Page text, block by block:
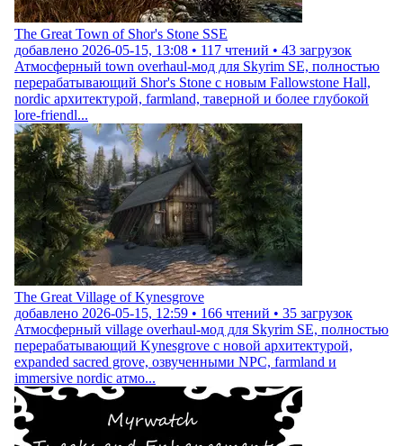
The Great Town of Shor's Stone SSE
добавлено 2026-05-15, 13:08 • 117 чтений • 43 загрузок
Атмосферный town overhaul-мод для Skyrim SE, полностью
перерабатывающий Shor's Stone с новым Fallowstone Hall,
nordic архитектурой, farmland, таверной и более глубокой
lore-friendl...
The Great Village of Kynesgrove
добавлено 2026-05-15, 12:59 • 166 чтений • 35 загрузок
Атмосферный village overhaul-мод для Skyrim SE, полностью
перерабатывающий Kynesgrove с новой архитектурой,
expanded sacred grove, озвученными NPC, farmland и
immersive nordic атмо...